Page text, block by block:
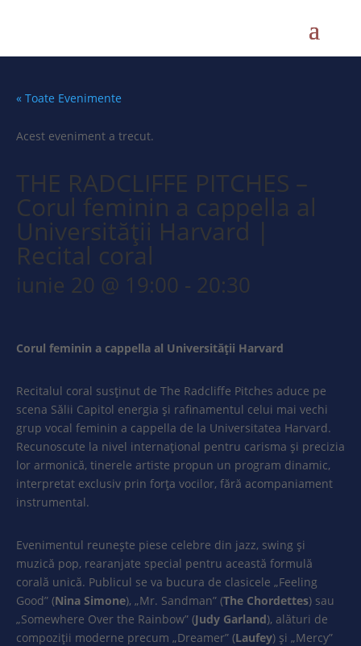
« Toate Evenimente
Acest eveniment a trecut.
THE RADCLIFFE PITCHES –
Corul feminin a cappella al
Universității Harvard |
Recital coral
iunie 20 @ 19:00 - 20:30
Corul feminin a cappella al Universității Harvard
Recitalul coral susținut de The Radcliffe Pitches aduce pe
scena Sălii Capitol energia și rafinamentul celui mai vechi
grup vocal feminin a cappella de la Universitatea Harvard.
Recunoscute la nivel internațional pentru carisma și precizia
lor armonică, tinerele artiste propun un program dinamic,
interpretat exclusiv prin forța vocilor, fără acompaniament
instrumental.
Evenimentul reunește piese celebre din jazz, swing și
muzică pop, rearanjate special pentru această formulă
corală unică. Publicul se va bucura de clasicele „Feeling
Good” (Nina Simone), „Mr. Sandman” (The Chordettes) sau
„Somewhere Over the Rainbow” (Judy Garland), alături de
compoziții moderne precum „Dreamer” (Laufey) și „Mercy”